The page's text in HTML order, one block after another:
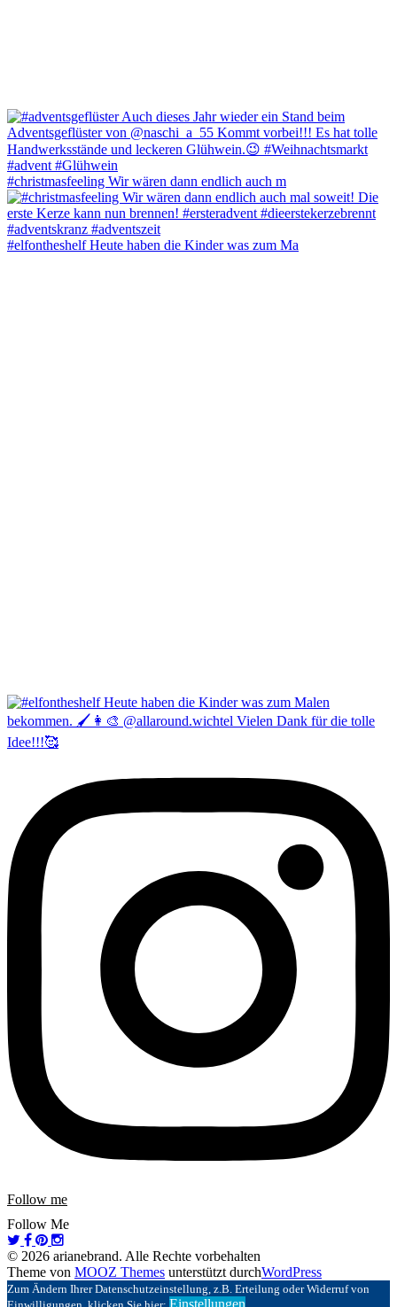
#christmasfeeling Wir wären dann endlich auch m
#elfontheshelf Heute haben die Kinder was zum Ma
Follow me
Follow Me
© 2026 arianebrand. Alle Rechte vorbehalten
Theme von MOOZ Themes unterstützt durchWordPress
Zum Ändern Ihrer Datenschutzeinstellung, z.B. Erteilung oder Widerruf von
Einstellungen